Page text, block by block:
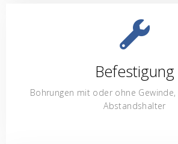
Befestigung
Bohrungen mit oder ohne Gewinde,
Abstandshalter